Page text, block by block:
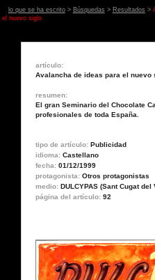
lo que se ha escrito> Búsquedas > Resultados >
el nuevo siglo
artículo:
Avalancha de ideas para el nuevo
resumen:
El gran Seminario del Chocolate
profesionales de toda España.
tipo de artículo: Publicidad
idioma: Castellano
fecha: 01/12/1999
protagonista: Otros protagonistas
medio: DULCYPAS (Sant Cugat del
página del artículo: 92